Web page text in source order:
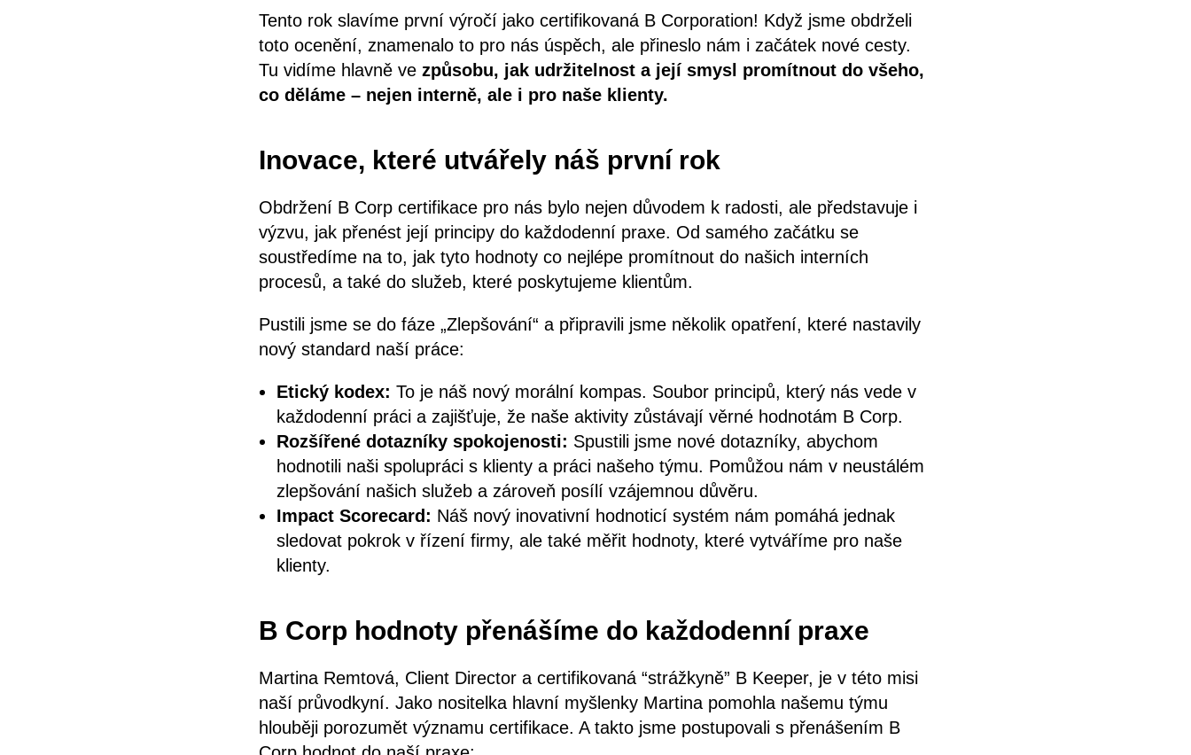
Tento rok slavíme první výročí jako certifikovaná B Corporation! Když jsme obdrželi
toto ocenění, znamenalo to pro nás úspěch, ale přineslo nám i začátek nové cesty.
Tu vidíme hlavně ve způsobu, jak udržitelnost a její smysl promítnout do všeho,
co děláme – nejen interně, ale i pro naše klienty.
Inovace, které utvářely náš první rok
Obdržení B Corp certifikace pro nás bylo nejen důvodem k radosti, ale představuje i
výzvu, jak přenést její principy do každodenní praxe. Od samého začátku se
soustředíme na to, jak tyto hodnoty co nejlépe promítnout do našich interních
procesů, a také do služeb, které poskytujeme klientům.
Pustili jsme se do fáze „Zlepšování“ a připravili jsme několik opatření, které nastavily
nový standard naší práce:
Etický kodex: To je náš nový morální kompas. Soubor principů, který nás vede v
každodenní práci a zajišťuje, že naše aktivity zůstávají věrné hodnotám B Corp.
Rozšířené dotazníky spokojenosti: Spustili jsme nové dotazníky, abychom
hodnotili naši spolupráci s klienty a práci našeho týmu. Pomůžou nám v neustálém
zlepšování našich služeb a zároveň posílí vzájemnou důvěru.
Impact Scorecard: Náš nový inovativní hodnoticí systém nám pomáhá jednak
sledovat pokrok v řízení firmy, ale také měřit hodnoty, které vytváříme pro naše
klienty.
B Corp hodnoty přenášíme do každodenní praxe
Martina Remtová, Client Director a certifikovaná “strážkyně” B Keeper, je v této misi
naší průvodkyní. Jako nositelka hlavní myšlenky Martina pomohla našemu týmu
hlouběji porozumět významu certifikace. A takto jsme postupovali s přenášením B